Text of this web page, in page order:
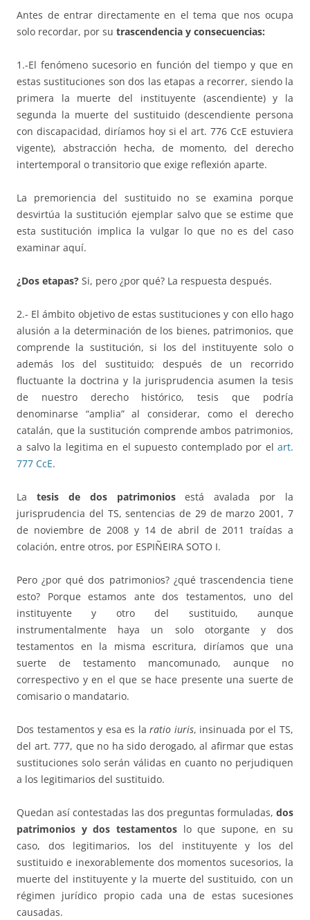
Antes de entrar directamente en el tema que nos ocupa
solo recordar, por su trascendencia y consecuencias:
1.-El fenómeno sucesorio en función del tiempo y que en
estas sustituciones son dos las etapas a recorrer, siendo la
primera la muerte del instituyente (ascendiente) y la
segunda la muerte del sustituido (descendiente persona
con discapacidad, diríamos hoy si el art. 776 CcE estuviera
vigente), abstracción hecha, de momento, del derecho
intertemporal o transitorio que exige reflexión aparte.
La premoriencia del sustituido no se examina porque
desvirtúa la sustitución ejemplar salvo que se estime que
esta sustitución implica la vulgar lo que no es del caso
examinar aquí.
¿Dos etapas? Si, pero ¿por qué? La respuesta después.
2.- El ámbito objetivo de estas sustituciones y con ello hago
alusión a la determinación de los bienes, patrimonios, que
comprende la sustitución, si los del instituyente solo o
además los del sustituido; después de un recorrido
fluctuante la doctrina y la jurisprudencia asumen la tesis
de nuestro derecho histórico, tesis que podría
denominarse “amplia” al considerar, como el derecho
catalán, que la sustitución comprende ambos patrimonios,
a salvo la legitima en el supuesto contemplado por el art.
777 CcE.
La tesis de dos patrimoniosestá avalada por la
jurisprudencia del TS, sentencias de 29 de marzo 2001, 7
de noviembre de 2008 y 14 de abril de 2011 traídas a
colación, entre otros, por ESPIÑEIRA SOTO I.
Pero ¿por qué dos patrimonios? ¿qué trascendencia tiene
esto? Porque estamos ante dos testamentos, uno del
instituyente y otro del sustituido, aunque
instrumentalmente haya un solo otorgante y dos
testamentos en la misma escritura, diríamos que una
suerte de testamento mancomunado, aunque no
correspectivo y en el que se hace presente una suerte de
comisario o mandatario.
Dos testamentos y esa es laratio iuris, insinuada por el TS,
del art. 777, que no ha sido derogado, al afirmar que estas
sustituciones solo serán válidas en cuanto no perjudiquen
a los legitimarios del sustituido.
Quedan así contestadas las dos preguntas formuladas, dos
patrimonios y dos testamentoslo que supone, en su
caso, dos legitimarios, los del instituyente y los del
sustituido e inexorablemente dos momentos sucesorios, la
muerte del instituyente y la muerte del sustituido, con un
régimen jurídico propio cada una de estas sucesiones
causadas.